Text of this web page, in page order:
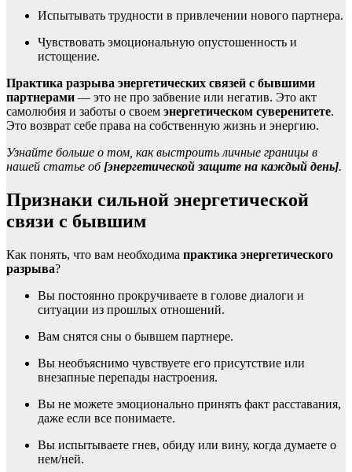
Испытывать трудности в привлечении нового партнера.
Чувствовать эмоциональную опустошенность и
истощение.
Практика разрыва энергетических связей с бывшими
партнерами — это не про забвение или негатив. Это акт
самолюбия и заботы о своем энергетическом суверенитете.
Это возврат себе права на собственную жизнь и энергию.
Узнайте больше о том, как выстроить личные границы в
нашей статье об [энергетической защите на каждый день].
Признаки сильной энергетической
связи с бывшим
Как понять, что вам необходима практика энергетического
разрыва?
Вы постоянно прокручиваете в голове диалоги и
ситуации из прошлых отношений.
Вам снятся сны о бывшем партнере.
Вы необъяснимо чувствуете его присутствие или
внезапные перепады настроения.
Вы не можете эмоционально принять факт расставания,
даже если все понимаете.
Вы испытываете гнев, обиду или вину, когда думаете о
нем/ней.